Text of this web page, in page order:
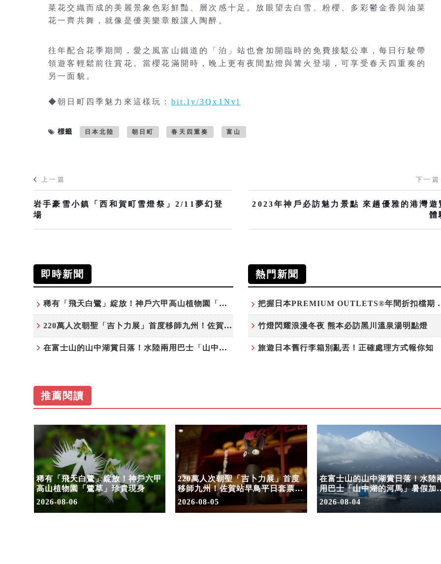
菜花交織而成的美麗景象色彩鮮豔、層次感十足。放眼望去白雪、粉櫻、多彩鬱金香與油菜
花一齊共舞，就像是優美樂章般讓人陶醉。
往年配合花季期間，愛之風富山鐵道的「泊」站也會加開臨時的免費接駁公車，每日行駛帶
領遊客輕鬆前往賞花。當櫻花滿開時，晚上更有夜間點燈與篝火登場，可享受春天四重奏的
另一面貌。
◆朝日町四季魅力來這樣玩： bit.ly/3Qx1Nvl
標籤 日本北陸 朝日町 春天四重奏 富山
上一篇
岩手豪雪小鎮「西和賀町雪燈祭」2/11夢幻登
場
下一篇
2023年神戶必訪魅力景點 來趟優雅的港灣遊
體
即時新聞
稀有「飛天白鷺」綻放！神戶六甲高山植物園「鷺草」珍貴現身
220萬人次朝聖「吉卜力展」首度移師九州！佐賀站早鳥平日套票8/10搶先開賣
在富士山的山中湖賞日落！水陸兩用巴士「山中湖的河馬」暑假加開夕陽班次
熱門新聞
把握日本
竹燈閃耀浪漫冬夜 熊本必訪黑川溫泉湯明點燈
旅遊日本舊行李箱別亂丟！正確處理方式報你知
推薦閱讀
稀有「飛天白鷺」綻放！神戶六甲
高山植物園「鷺草」珍貴現身
2026-08-06
220萬人次朝聖「吉卜力展」首度
移師九州！佐賀站早鳥平日套票
8/10搶先開賣
2026-08-05
在富士山的山中湖賞日落！水陸
用巴士「山中湖的河馬」暑假加
夕陽班次
2026-08-04